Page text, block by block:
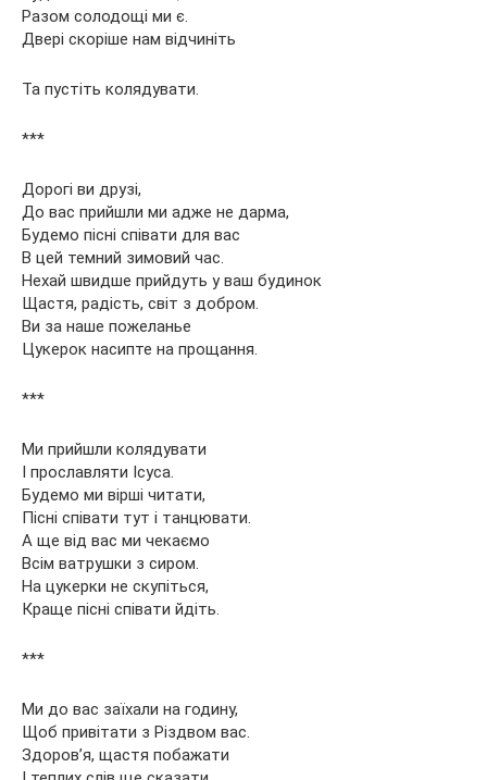
Разом солодощі ми є.
Двері скоріше нам відчиніть
Та пустіть колядувати.
***
Дорогі ви друзі,
До вас прийшли ми адже не дарма,
Будемо пісні співати для вас
В цей темний зимовий час.
Нехай швидше прийдуть у ваш будинок
Щастя, радість, світ з добром.
Ви за наше пожеланье
Цукерок насипте на прощання.
***
Ми прийшли колядувати
І прославляти Ісуса.
Будемо ми вірші читати,
Пісні співати тут і танцювати.
А ще від вас ми чекаємо
Всім ватрушки з сиром.
На цукерки не скупіться,
Краще пісні співати йдіть.
***
Ми до вас заїхали на годину,
Щоб привітати з Різдвом вас.
Здоров’я, щастя побажати